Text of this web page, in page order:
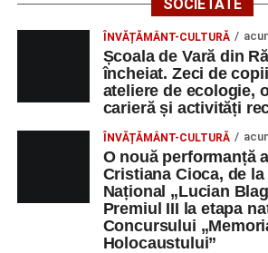
Messenger WhatsApp
îndulcit, un vin de-ai bea, HRISTOS va
„Iepuraşul mustăcios, e de Paşte
cadou în ghete, are el alte secrete:
cozonacul, mielul fript şi un Paşte
Care sunt cele mai
mesaje de Paștele 2026
„16 iepuraşi: opt se spionează,
frumos visează. Doi mai albiori dau
SOCIETATE
ÎNVĂȚĂMÂNT-CULTURĂ
Școala de Vară din
încheiat. Zeci de
ateliere de ecologie,
carieră și activități
ÎNVĂȚĂMÂNT-CULTURĂ
O nouă performanță
Cristiana Cioca, de
Național „Lucian
Premiul III la etapa
Concursului
Holocaustului”